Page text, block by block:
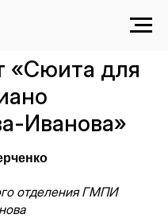
«Сюита для
Иванова»
отделения ГМПИ